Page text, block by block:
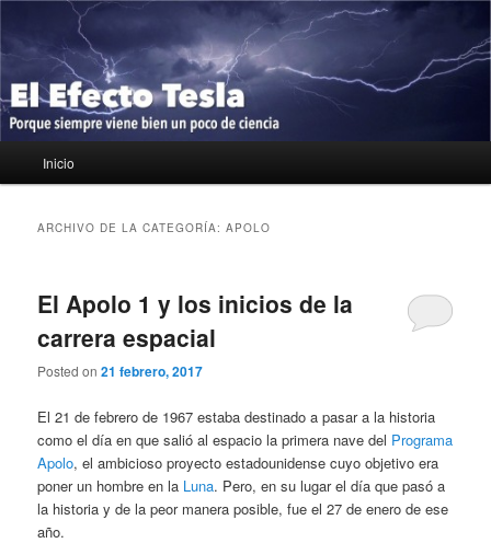
contenido
principal
contenido
secundario
El Efecto Tesla
Porque siempre viene bien un poco de ciencia
principal
Inicio
ARCHIVO DE LA CATEGORÍA:APOLO
El Apolo 1 y los inicios de la
carrera espacial
Posted on21 febrero, 2017
El 21 de febrero de 1967 estaba destinado a pasar a la historia
como el día en que salió al espacio la primera nave del Programa
Apolo, el ambicioso proyecto estadounidense cuyo objetivo era
poner un hombre en la Luna. Pero, en su lugar el día que pasó a
la historia y de la peor manera posible, fue el 27 de enero de ese
año.